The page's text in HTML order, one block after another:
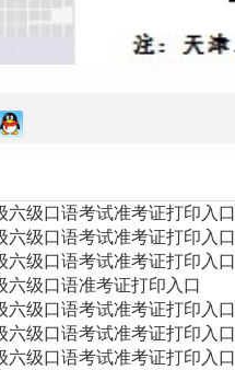
六级口语考试准考证打印入口
六级口语考试准考证打印入口
六级口语考试准考证打印入口
六级口语准考证打印入口
六级口语考试准考证打印入口
六级口语考试准考证打印入口
六级口语考试准考证打印入口